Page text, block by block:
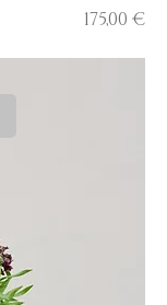
Prix
175,00 €